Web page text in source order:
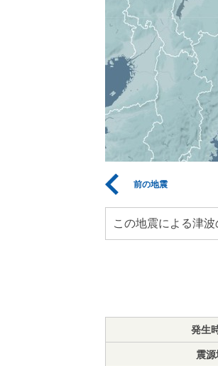
前の地震
この地震による津波
発生
震源